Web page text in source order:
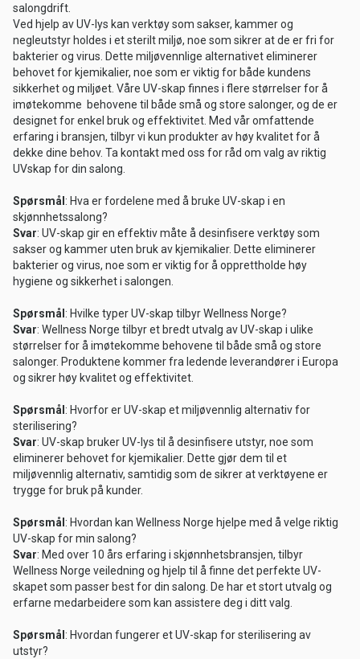
salongdrift.
Ved hjelp av UV-lys kan verktøy som sakser, kammer og
negleutstyr holdes i et sterilt miljø, noe som sikrer at de er fri for
bakterier og virus. Dette miljøvennlige alternativet eliminerer
behovet for kjemikalier, noe som er viktig for både kundens
sikkerhet og miljøet. Våre UV-skap finnes i flere størrelser for å
imøtekomme behovene til både små og store salonger, og de er
designet for enkel bruk og effektivitet. Med vår omfattende
erfaring i bransjen, tilbyr vi kun produkter av høy kvalitet for å
dekke dine behov. Ta kontakt med oss for råd om valg av riktig
UVskap for din salong.
Spørsmål : Hva er fordelene med å bruke UV-skap i en
skjønnhetssalong?
Svar: UV-skap gir en effektiv måte å desinfisere verktøy som
sakser og kammer uten bruk av kjemikalier. Dette eliminerer
bakterier og virus, noe som er viktig for å opprettholde høy
hygiene og sikkerhet i salongen.
Spørsmål : Hvilke typer UV-skap tilbyr Wellness Norge?
Svar: Wellness Norge tilbyr et bredt utvalg av UV-skap i ulike
størrelser for å imøtekomme behovene til både små og store
salonger. Produktene kommer fra ledende leverandører i Europa
og sikrer høy kvalitet og effektivitet.
Spørsmål : Hvorfor er UV-skap et miljøvennlig alternativ for
sterilisering?
Svar: UV-skap bruker UV-lys til å desinfisere utstyr, noe som
eliminerer behovet for kjemikalier. Dette gjør dem til et
miljøvennlig alternativ, samtidig som de sikrer at verktøyene er
trygge for bruk på kunder.
Spørsmål : Hvordan kan Wellness Norge hjelpe med å velge riktig
UV-skap for min salong?
Svar: Med over 10 års erfaring i skjønnhetsbransjen, tilbyr
Wellness Norge veiledning og hjelp til å finne det perfekte UV-
skapet som passer best for din salong. De har et stort utvalg og
erfarne medarbeidere som kan assistere deg i ditt valg.
Spørsmål : Hvordan fungerer et UV-skap for sterilisering av
utstyr?